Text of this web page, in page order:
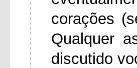
corações
Qualquer
discutido